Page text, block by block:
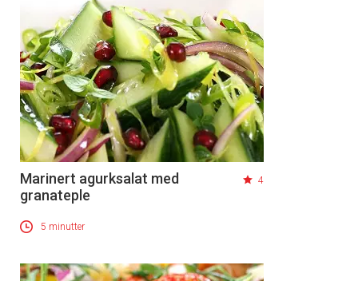
Marinert agurksalat med
granateple
4
5 minutter